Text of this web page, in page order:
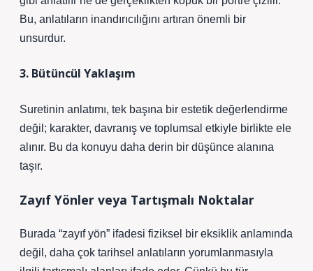
Bu, anlatıların inandırıcılığını artıran önemli bir
unsurdur.
3. Bütüncül Yaklaşım
Suretinin anlatımı, tek başına bir estetik değerlendirme
değil; karakter, davranış ve toplumsal etkiyle birlikte ele
alınır. Bu da konuyu daha derin bir düşünce alanına
taşır.
Zayıf Yönler veya Tartışmalı Noktalar
Burada “zayıf yön” ifadesi fiziksel bir eksiklik anlamında
değil, daha çok tarihsel anlatıların yorumlanmasıyla